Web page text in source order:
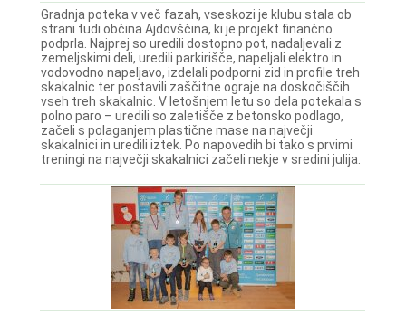
Gradnja poteka v več fazah, vseskozi je klubu stala ob
strani tudi občina Ajdovščina, ki je projekt finančno
podprla. Najprej so uredili dostopno pot, nadaljevali z
zemeljskimi deli, uredili parkirišče, napeljali elektro in
vodovodno napeljavo, izdelali podporni zid in profile treh
skakalnic ter postavili zaščitne ograje na doskočiščih
vseh treh skakalnic. V letošnjem letu so dela potekala s
polno paro – uredili so zaletišče z betonsko podlago,
začeli s polaganjem plastične mase na največji
skakalnici in uredili iztek. Po napovedih bi tako s prvimi
treningi na največji skakalnici začeli nekje v sredini julija.